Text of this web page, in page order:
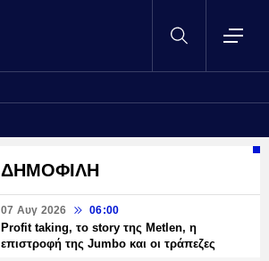
ΔΗΜΟΦΙΛΗ
07 Αυγ 2026 06:00
Profit taking, το story της Metlen, η
επιστροφή της Jumbo και οι τράπεζες